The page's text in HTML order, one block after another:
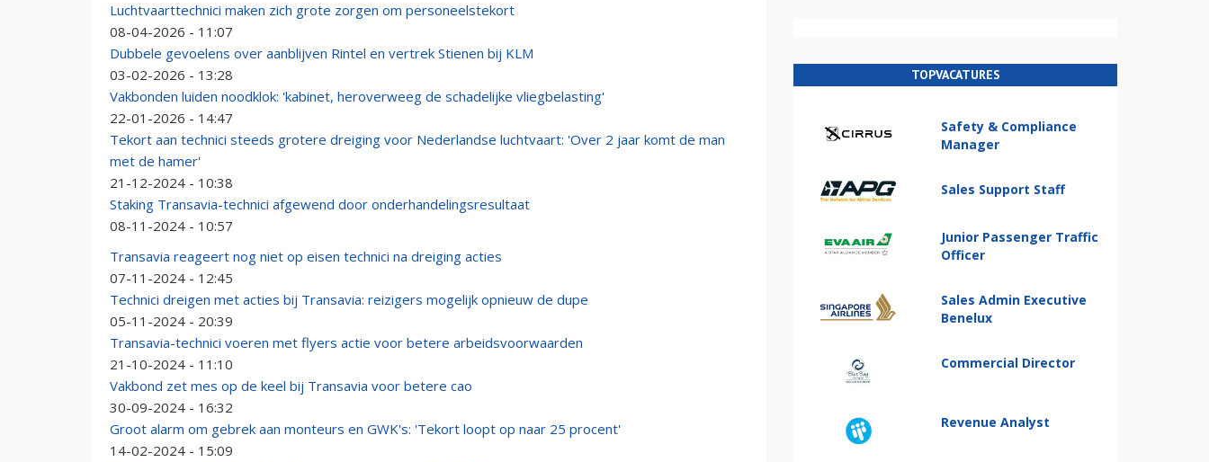
Luchtvaarttechnici maken zich grote zorgen om personeelstekort
08-04-2026 - 11:07
Dubbele gevoelens over aanblijven Rintel en vertrek Stienen bij KLM
03-02-2026 - 13:28
Vakbonden luiden noodklok: 'kabinet, heroverweeg de schadelijke vliegbelasting'
22-01-2026 - 14:47
Tekort aan technici steeds grotere dreiging voor Nederlandse luchtvaart: 'Over 2 jaar komt de man
met de hamer'
21-12-2024 - 10:38
Staking Transavia-technici afgewend door onderhandelingsresultaat
08-11-2024 - 10:57
Transavia reageert nog niet op eisen technici na dreiging acties
07-11-2024 - 12:45
Technici dreigen met acties bij Transavia: reizigers mogelijk opnieuw de dupe
05-11-2024 - 20:39
Transavia-technici voeren met flyers actie voor betere arbeidsvoorwaarden
21-10-2024 - 11:10
Vakbond zet mes op de keel bij Transavia voor betere cao
30-09-2024 - 16:32
Groot alarm om gebrek aan monteurs en GWK's: 'Tekort loopt op naar 25 procent'
14-02-2024 - 15:09
TOPVACATURES
Safety & Compliance
Manager
Sales Support Staff
Junior Passenger Traffic
Officer
Sales Admin Executive
Benelux
Commercial Director
Revenue Analyst